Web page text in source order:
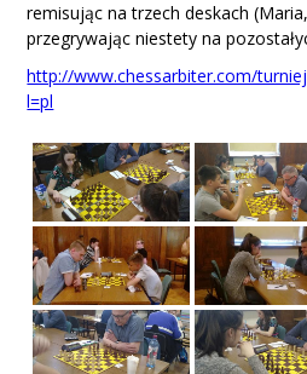
Filmy
Kontakt
remisując na trzech deskach
przegrywając niestety na
http://www.chessarbiter.com/
l=pl